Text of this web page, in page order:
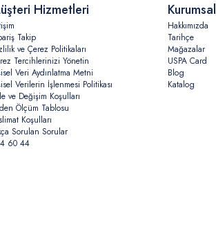
Hizmetleri
Takip
ve Çerez Politikaları
Tercihlerinizi Yönetin
Veri Aydınlatma Metni
Verilerin İşlenmesi Politikası
ve Değişim Koşulları
Ölçüm Tablosu
Koşulları
Sorulan Sorular
60 44
Kurumsal
Hakkımızda
Tarihçe
Mağazalar
USPA Card
Blog
Katalog